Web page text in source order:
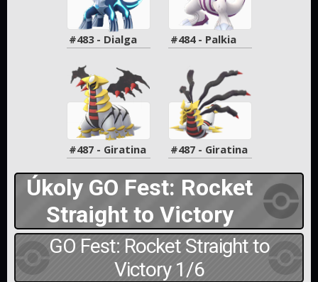
#483 - Dialga #484 - Palkia
#487 - Giratina #487 - Giratina
Úkoly GO Fest: Rocket
Straight to Victory
GO Fest: Rocket Straight to
Victory 1/6